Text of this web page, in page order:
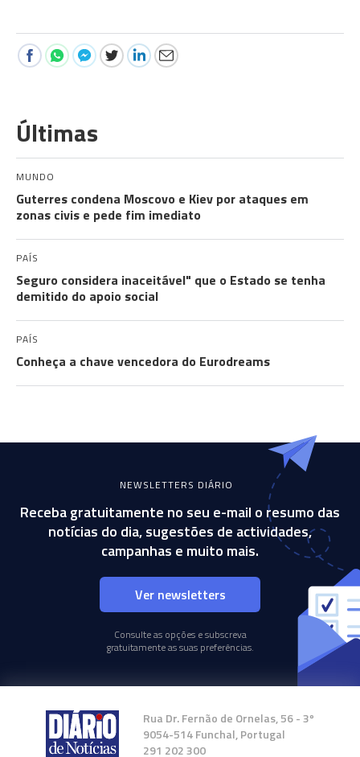
Últimas
MUNDO
Guterres condena Moscovo e Kiev por ataques em
zonas civis e pede fim imediato
PAÍS
Seguro considera inaceitável" que o Estado se tenha
demitido do apoio social
PAÍS
Conheça a chave vencedora do Eurodreams
NEWSLETTERS DIÁRIO
Receba gratuitamente no seu e-mail o resumo das
notícias do dia, sugestões de actividades,
campanhas e muito mais.
Ver newsletters
Consulte as opções e subscreva
gratuitamente as suas preferências.
Rua Dr. Fernão de Ornelas, 56 - 3º
9054-514 Funchal, Portugal
291 202 300